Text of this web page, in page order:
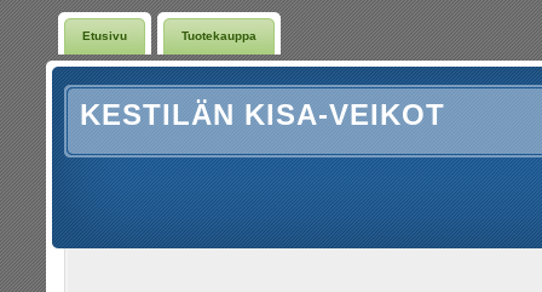
Etusivu Tuotekauppa
KESTILÄN KISA-VEIKOT